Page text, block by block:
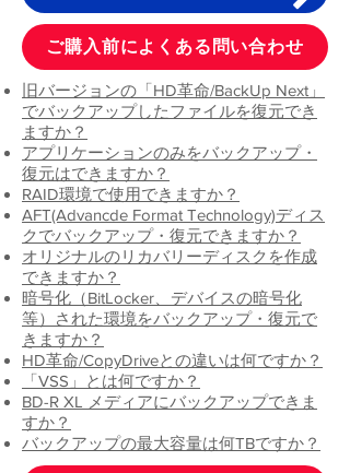
ご購入前によくある問い合わせ
​旧バージョンの「HD革命/BackUp Next」
でバックアップしたファイルを復元でき
ますか？
​アプリケーションのみをバックアップ・
復元はできますか？
RAID環境で使用できますか？
AFT(Advancde Format Technology)ディス
クでバックアップ・復元できますか？
オリジナルのリカバリーディスクを作成
できますか？
暗号化（BitLocker、デバイスの暗号化
等）
された環境をバックアップ・復元で
きますか？
HD革命/CopyDriveとの違いは何ですか？
「VSS」とは何ですか？
BD-R XL メディアにバックアップできま
すか？
バックアップの最大容量は何TBですか？